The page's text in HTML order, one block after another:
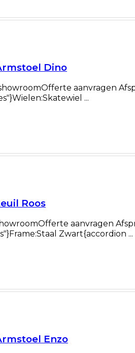
Dino
aanvragen
...
Roos
aanvragen
Zwart{accordion ...
Enzo